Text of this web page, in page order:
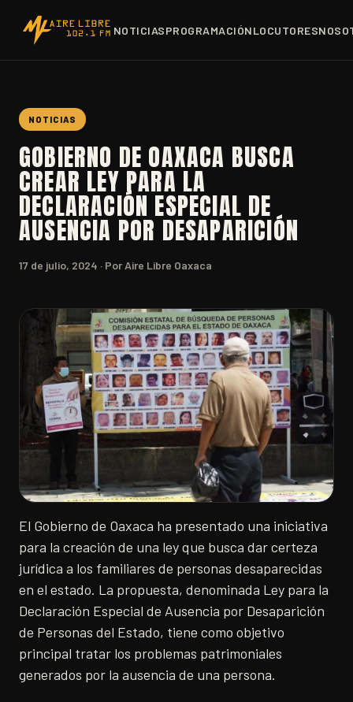
NOTICIASPROGRAMACIÓNLOCUTORES
NOTICIAS
GOBIERNO DE OAXACA BUSCA
CREAR LEY PARA LA
DECLARACIÓN ESPECIAL DE
AUSENCIA POR DESAPARICIÓN
17 de julio, 2024 · Por Aire Libre Oaxaca
El Gobierno de Oaxaca ha presentado una iniciativa
para la creación de una ley que busca dar certeza
jurídica a los familiares de personas desaparecidas
en el estado. La propuesta, denominada Ley para la
Declaración Especial de Ausencia por Desaparición
de Personas del Estado, tiene como objetivo
principal tratar los problemas patrimoniales
generados por la ausencia de una persona.